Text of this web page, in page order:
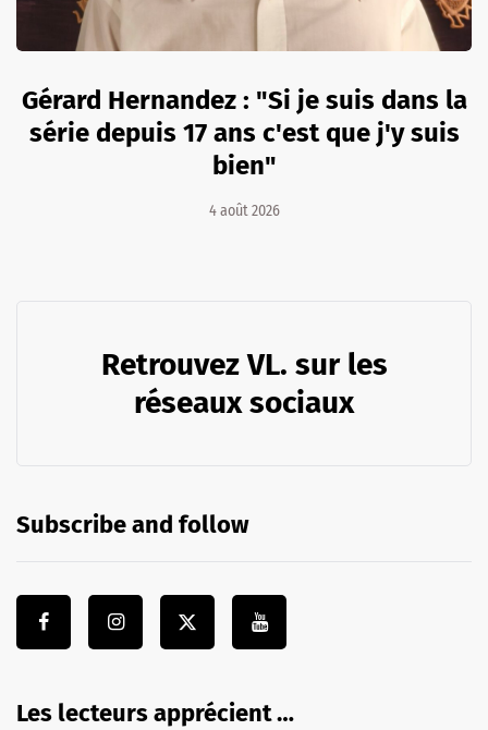
Gérard Hernandez : "Si je suis dans la
série depuis 17 ans c'est que j'y suis
bien"
4 août 2026
Retrouvez VL. sur les
réseaux sociaux
Subscribe and follow
Les lecteurs apprécient …